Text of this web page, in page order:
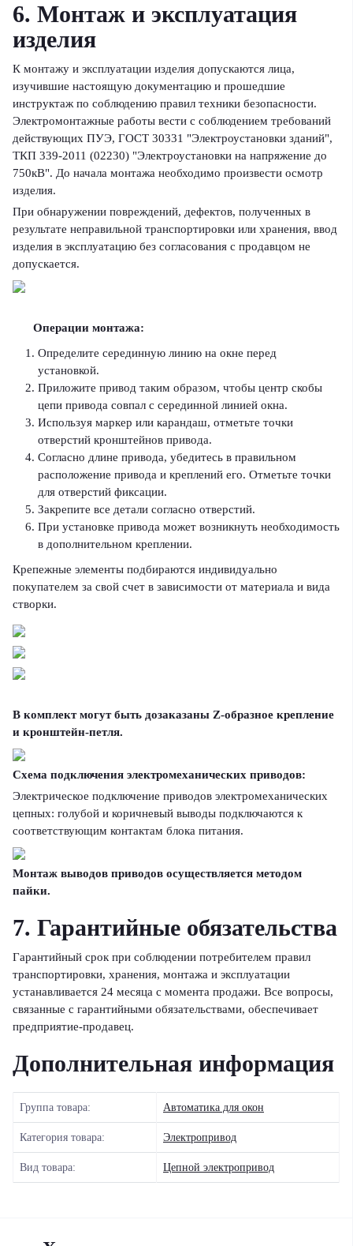
6. Монтаж и эксплуатация
изделия
К монтажу и эксплуатации изделия допускаются лица,
изучившие настоящую документацию и прошедшие
инструктаж по соблюдению правил техники безопасности.
Электромонтажные работы вести с соблюдением требований
действующих ПУЭ, ГОСТ 30331 "Электроустановки зданий",
ТКП 339-2011 (02230) "Электроустановки на напряжение до
750кВ". До начала монтажа необходимо произвести осмотр
изделия.
При обнаружении повреждений, дефектов, полученных в
результате неправильной транспортировки или хранения, ввод
изделия в эксплуатацию без согласования с продавцом не
допускается.
Операции монтажа:
Определите серединную линию на окне перед
установкой.
Приложите привод таким образом, чтобы центр скобы
цепи привода совпал с серединной линией окна.
Используя маркер или карандаш, отметьте точки
отверстий кронштейнов привода.
Согласно длине привода, убедитесь в правильном
расположение привода и креплений его. Отметьте точки
для отверстий фиксации.
Закрепите все детали согласно отверстий.
При установке привода может возникнуть необходимость
в дополнительном креплении.
Крепежные элементы подбираются индивидуально
покупателем за свой счет в зависимости от материала и вида
створки.
В комплект могут быть дозаказаны Z-образное крепление
и кронштейн-петля.
Схема подключения электромеханических приводов:
Электрическое подключение приводов электромеханических
цепных: голубой и коричневый выводы подключаются к
соответствующим контактам блока питания.
Монтаж выводов приводов осуществляется методом
пайки.
7. Гарантийные обязательства
Гарантийный срок при соблюдении потребителем правил
транспортировки, хранения, монтажа и эксплуатации
устанавливается 24 месяца с момента продажи. Все вопросы,
связанные с гарантийными обязательствами, обеспечивает
предприятие-продавец.
Дополнительная информация
Группа товара: Автоматика для окон
Категория товара: Электропривод
Вид товара: Цепной электропривод